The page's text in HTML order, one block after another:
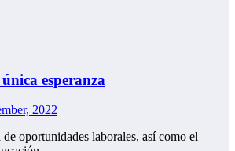
esperanza
2022
oportunidades laborales, así como el